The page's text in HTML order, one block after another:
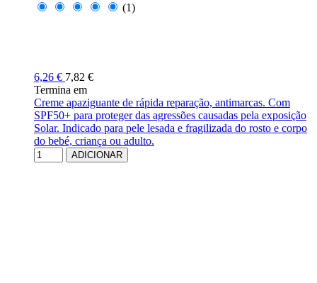
(1)
6,26 € 7,82 €
Termina em
Creme apaziguante de rápida reparação, antimarcas. Com
SPF50+ para proteger das agressões causadas pela exposição
Solar. Indicado para pele lesada e fragilizada do rosto e corpo
do bebé, criança ou adulto.
ADICIONAR